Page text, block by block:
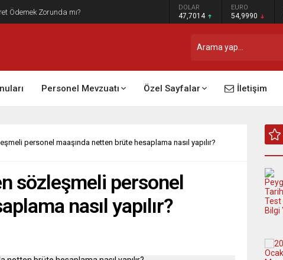
Dikkate Alınır Mı? DOLAR
47,7014
EURO
54,9990
Personel Mevzuatı Özel Sayfalar İletişim
personel maaşında netten brüte hesaplama nasıl yapılır?
sözleşmeli personel
nasıl yapılır?